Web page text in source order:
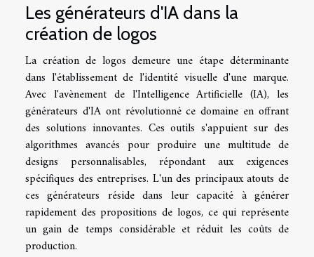
Les générateurs d'IA dans la
création de logos
La création de logos demeure une étape déterminante
dans l'établissement de l'identité visuelle d'une marque.
Avec l'avènement de l'Intelligence Artificielle (IA), les
générateurs d'IA ont révolutionné ce domaine en offrant
des solutions innovantes. Ces outils s'appuient sur des
algorithmes avancés pour produire une multitude de
designs personnalisables, répondant aux exigences
spécifiques des entreprises. L'un des principaux atouts de
ces générateurs réside dans leur capacité à générer
rapidement des propositions de logos, ce qui représente
un gain de temps considérable et réduit les coûts de
production.